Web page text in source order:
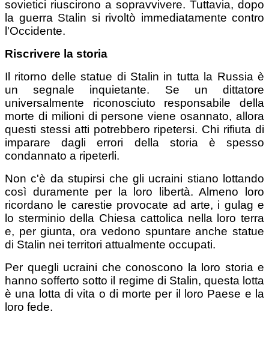
sovietici riuscirono a sopravvivere. Tuttavia, dopo
la guerra Stalin si rivoltò immediatamente contro
l'Occidente.
Riscrivere la storia
Il ritorno delle statue di Stalin in tutta la Russia è
un segnale inquietante. Se un dittatore
universalmente riconosciuto responsabile della
morte di milioni di persone viene osannato, allora
questi stessi atti potrebbero ripetersi. Chi rifiuta di
imparare dagli errori della storia è spesso
condannato a ripeterli.
Non c'è da stupirsi che gli ucraini stiano lottando
così duramente per la loro libertà. Almeno loro
ricordano le carestie provocate ad arte, i gulag e
lo sterminio della Chiesa cattolica nella loro terra
e, per giunta, ora vedono spuntare anche statue
di Stalin nei territori attualmente occupati.
Per quegli ucraini che conoscono la loro storia e
hanno sofferto sotto il regime di Stalin, questa lotta
è una lotta di vita o di morte per il loro Paese e la
loro fede.